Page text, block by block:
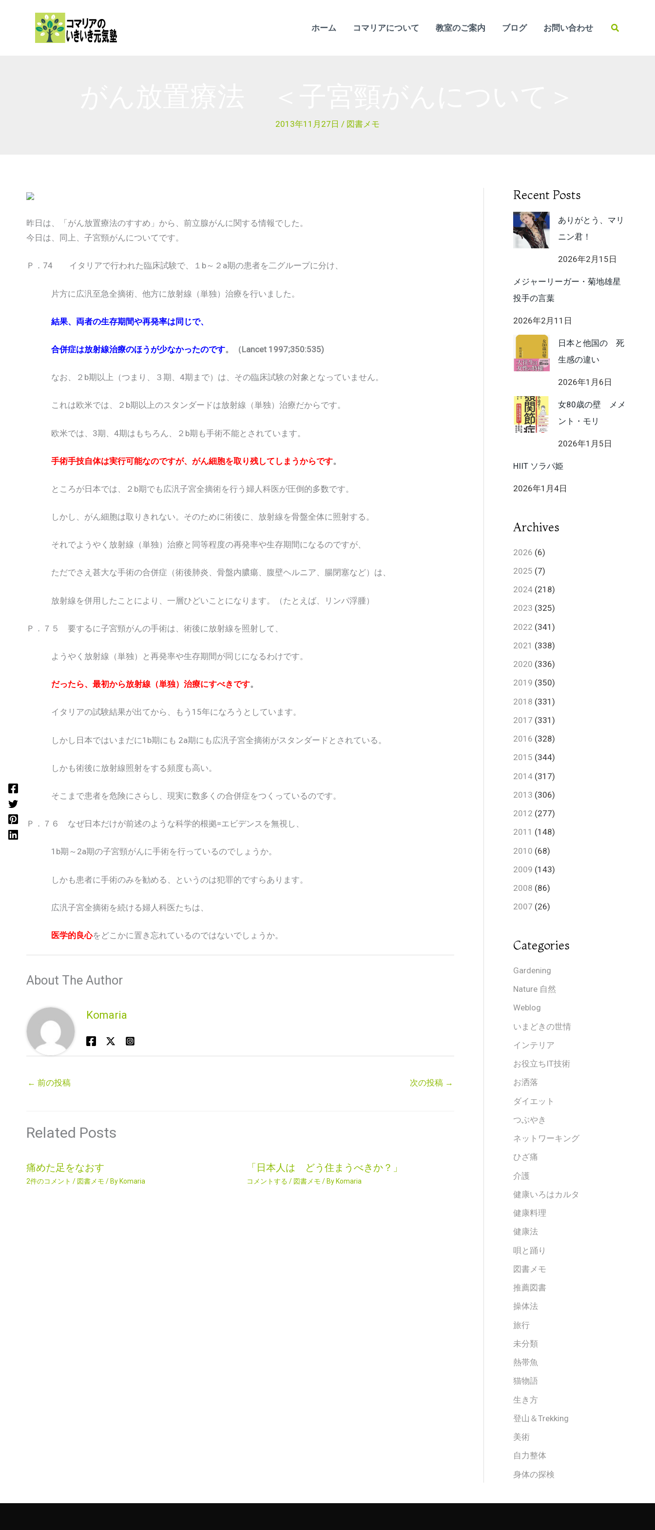
ホーム コマリアについて 教室のご案内 ブログ お問い合わせ
検
2013年11月27日 / 図書メモ
昨日は、「がん放置療法のすすめ」から、前立腺がんに関する情報でした。
今日は、同上、子宮頸がんについてです。
Ｐ．74 イタリアで行われた臨床試験で、１b～２a期の患者を二グループに分け、
片方に広汎至急全摘術、他方に放射線（単独）治療を行いました。
結果、両者の生存期間や再発率は同じで、
合併症は放射線治療のほうが少なかったのです。（Lancet 1997;350:535)
なお、２b期以上（つまり、３期、4期まで）は、その臨床試験の対象となっていません。
これは欧米では、２b期以上のスタンダードは放射線（単独）治療だからです。
欧米では、3期、4期はもちろん、２b期も手術不能とされています。
手術手技自体は実行可能なのですが、がん細胞を取り残してしまうからです。
ところが日本では、２b期でも広汎子宮全摘術を行う婦人科医が圧倒的多数です。
しかし、がん細胞は取りきれない。そのために術後に、放射線を骨盤全体に照射する。
それでようやく放射線（単独）治療と同等程度の再発率や生存期間になるのですが、
ただでさえ甚大な手術の合併症（術後肺炎、骨盤内膿瘍、腹壁ヘルニア、腸閉塞など）は、
放射線を併用したことにより、一層ひどいことになります。（たとえば、リンパ浮腫）
Ｐ．７５ 要するに子宮頸がんの手術は、術後に放射線を照射して、
ようやく放射線（単独）と再発率や生存期間が同じになるわけです。
だったら、最初から放射線（単独）治療にすべきです。
イタリアの試験結果が出てから、もう15年になろうとしています。
しかし日本ではいまだに1b期にも 2a期にも広汎子宮全摘術がスタンダードとされている。
しかも術後に放射線照射をする頻度も高い。
そこまで患者を危険にさらし、現実に数多くの合併症をつくっているのです。
Ｐ．７６ なぜ日本だけが前述のような科学的根拠=エビデンスを無視し、
1b期～2a期の子宮頸がんに手術を行っているのでしょうか。
しかも患者に手術のみを勧める、というのは犯罪的ですらあります。
広汎子宮全摘術を続ける婦人科医たちは、
医学的良心をどこかに置き忘れているのではないでしょうか。
About The Author
Komaria
← 前の投稿 次の投稿 →
Related Posts
痛めた足をなおす
2件のコメント / 図書メモ / By Komaria
「日本人は どう住まうべきか？」
コメントする / 図書メモ / By Komaria
Recent Posts
ありがとう、マリ
ニン君！
2026年2月15日
メジャーリーガー・菊地雄星
投手の言葉
2026年2月11日
日本と他国の 死
生感の違い
2026年1月6日
女80歳の壁 メメ
ント・モリ
2026年1月5日
HIIT ソラパ姫
2026年1月4日
Archives
2026 (6)
2025 (7)
2024 (218)
2023 (325)
2022 (341)
2021 (338)
2020 (336)
2019 (350)
2018 (331)
2017 (331)
2016 (328)
2015 (344)
2014 (317)
2013 (306)
2012 (277)
2011 (148)
2010 (68)
2009 (143)
2008 (86)
2007 (26)
Categories
Gardening
Nature 自然
Weblog
いまどきの世情
インテリア
お役立ちIT技術
お洒落
ダイエット
つぶやき
ネットワーキング
ひざ痛
介護
健康いろはカルタ
健康料理
健康法
唄と踊り
図書メモ
推薦図書
操体法
旅行
未分類
熱帯魚
猫物語
生き方
登山＆Trekking
美術
自力整体
身体の探検